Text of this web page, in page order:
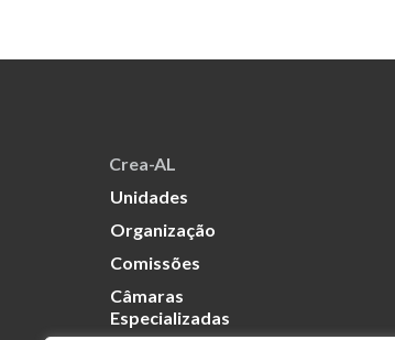
Crea-AL
Unidades
Organização
Comissões
Câmaras
Especializadas